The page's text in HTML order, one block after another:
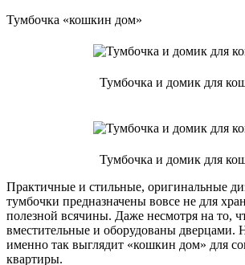
Тумбочка «кошкин дом»
Тумбочка и домик для
Тумбочка и домик для
Практичные и стильные, оригинальные
тумбочки предназначены вовсе не для
полезной всячины. Даже несмотря на то,
вместительные и оборудованы дверцами.
именно так выглядит «кошкин дом» для
квартиры.